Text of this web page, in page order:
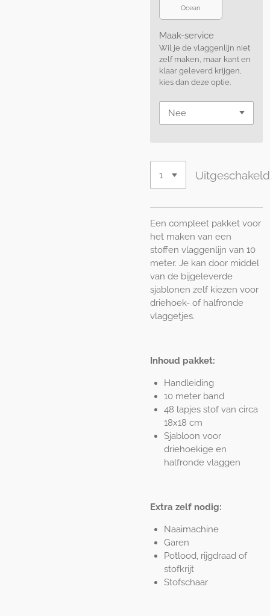
Ocean
Maak-service
Wil je de vlaggenlijn niet
zelf maken, maar kant en
klaar geleverd krijgen,
kies dan deze optie.
Uitgeschakeld
Een compleet pakket voor
het maken van een
stoffen vlaggenlijn van 10
meter. Je kan door middel
van de bijgeleverde
sjablonen zelf kiezen voor
driehoek- of halfronde
vlaggetjes.
Inhoud pakket:
Handleiding
10 meter band
48 lapjes stof van circa
18x18 cm
Sjabloon voor
driehoekige en
halfronde vlaggen
Extra zelf nodig:
Naaimachine
Garen
Potlood, rijgdraad of
stofkrijt
Stofschaar